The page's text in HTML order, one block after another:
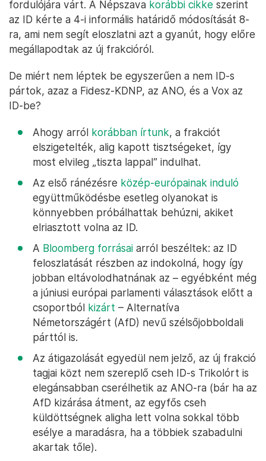
fordulójára várt. A Népszava korábbi cikke szerint
az ID kérte a 4-i informális határidő módosítását 8-
ra, ami nem segít eloszlatni azt a gyanút, hogy előre
megállapodtak az új frakcióról.
De miért nem léptek be egyszerűen a nem ID-s
pártok, azaz a Fidesz-KDNP, az ANO, és a Vox az
ID-be?
Ahogy arról korábban írtunk, a frakciót
elszigetelték, alig kapott tisztségeket, így
most elvileg „tiszta lappal” indulhat.
Az első ránézésre közép-európainak induló
együttműködésbe esetleg olyanokat is
könnyebben próbálhattak behúzni, akiket
elriasztott volna az ID.
A Bloomberg forrásai arról beszéltek: az ID
feloszlatását részben az indokolná, hogy így
jobban eltávolodhatnának az – egyébként még
a júniusi európai parlamenti választások előtt a
csoportból kizárt – Alternatíva
Németországért (AfD) nevű szélsőjobboldali
párttól is.
Az átigazolását egyedül nem jelző, az új frakció
tagjai közt nem szereplő cseh ID-s Trikolórt is
elegánsabban cserélhetik az ANO-ra (bár ha az
AfD kizárása átment, az egyfős cseh
küldöttségnek aligha lett volna sokkal több
esélye a maradásra, ha a többiek szabadulni
akartak tőle).